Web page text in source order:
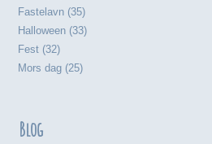
Fastelavn (35)
Halloween (33)
Fest (32)
Mors dag (25)
Blog